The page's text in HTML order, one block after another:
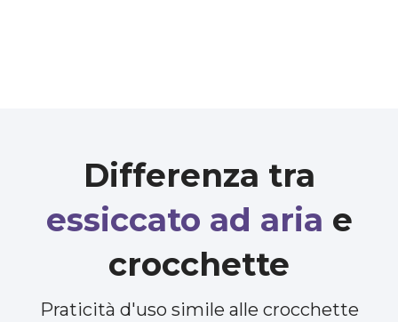
Differenza tra
essiccato ad aria e
crocchette
Praticità d'uso simile alle crocchette